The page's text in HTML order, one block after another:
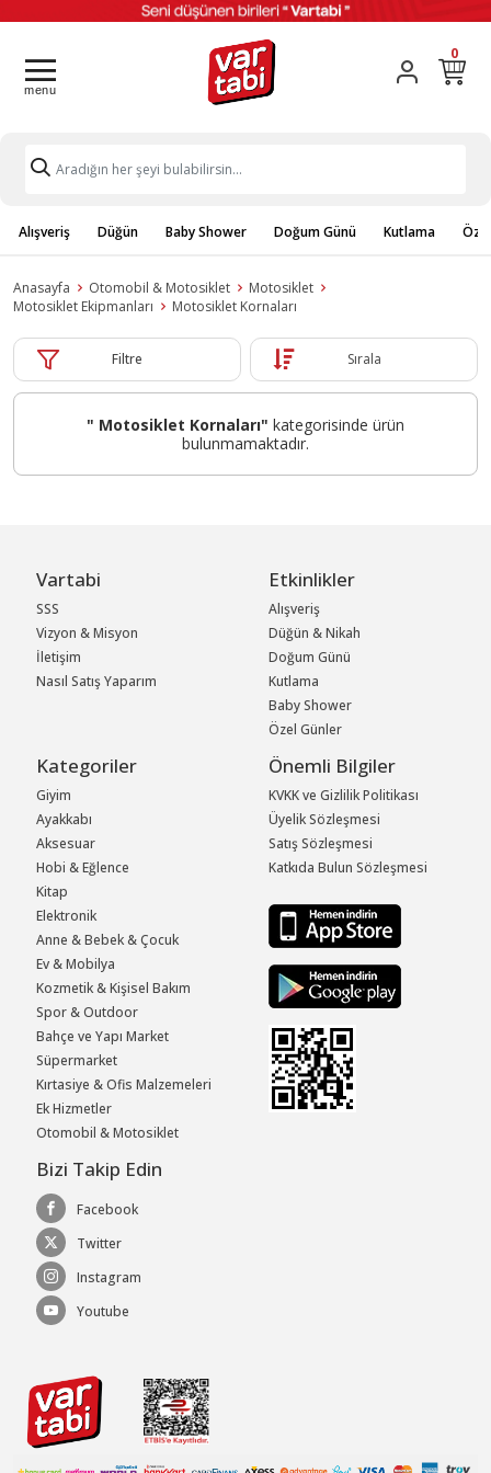
0
Alışveriş Düğün Baby Shower Doğum Günü Kutlama
Anasayfa Otomobil & Motosiklet
Motosiklet
Motosiklet Ekipmanları
Motosiklet Kornaları
Filtre Sırala
" Motosiklet Kornaları" kategorisinde ürün
bulunmamaktadır.
Vartabi
SSS
Vizyon & Misyon
İletişim
Nasıl Satış Yaparım
Etkinlikler
Alışveriş
Düğün & Nikah
Doğum Günü
Kutlama
Baby Shower
Özel Günler
Kategoriler
Giyim
Ayakkabı
Aksesuar
Hobi & Eğlence
Kitap
Elektronik
Anne & Bebek & Çocuk
Ev & Mobilya
Kozmetik & Kişisel Bakım
Spor & Outdoor
Bahçe ve Yapı Market
Süpermarket
Kırtasiye & Ofis Malzemeleri
Ek Hizmetler
Otomobil & Motosiklet
Önemli Bilgiler
KVKK ve Gizlilik Politikası
Üyelik Sözleşmesi
Satış Sözleşmesi
Katkıda Bulun Sözleşmesi
Bizi Takip Edin
Facebook
Twitter
Instagram
Youtube